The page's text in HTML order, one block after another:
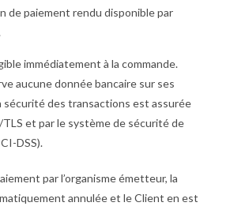
de paiement rendu disponible par
immédiatement à la commande.
aucune donnée bancaire sur ses
sécurité des transactions est assurée
TLS et par le système de sécurité de
DSS).
par l’organisme émetteur, la
annulée et le Client en est